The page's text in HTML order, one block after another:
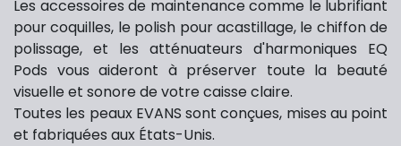
Les accessoires de maintenance comme le lubrifiant
pour coquilles, le polish pour acastillage, le chiffon de
polissage, et les atténuateurs d'harmoniques EQ
Pods vous aideront à préserver toute la beauté
visuelle et sonore de votre caisse claire.
Toutes les peaux EVANS sont conçues, mises au point
et fabriquées aux États-Unis.